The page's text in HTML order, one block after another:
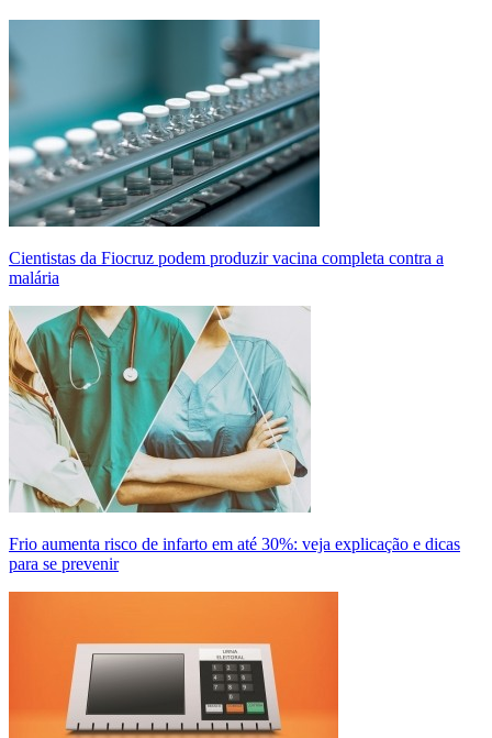
Cientistas da Fiocruz podem produzir vacina completa contra a
malária
Frio aumenta risco de infarto em até 30%: veja explicação e dicas
para se prevenir